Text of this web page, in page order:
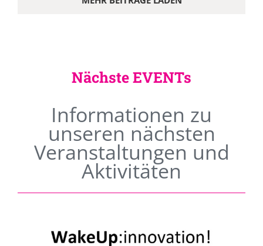
Nächste EVENTs
Informationen zu
unseren nächsten
Veranstaltungen und
Aktivitäten